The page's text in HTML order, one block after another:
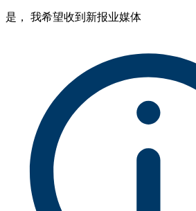
是， 我希望收到新报业媒体